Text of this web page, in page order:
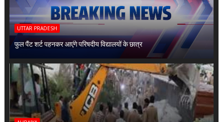
UTTAR PRADESH
फुल पैंट शर्ट पहनकर आएंगे परिषदीय विद्यालयों के छात्र